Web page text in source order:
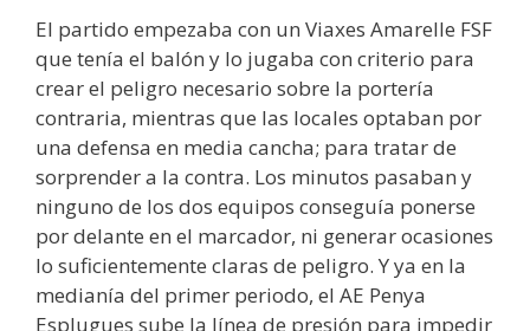
El partido empezaba con un Viaxes Amarelle FSF
que tenía el balón y lo jugaba con criterio para
crear el peligro necesario sobre la portería
contraria, mientras que las locales optaban por
una defensa en media cancha; para tratar de
sorprender a la contra. Los minutos pasaban y
ninguno de los dos equipos conseguía ponerse
por delante en el marcador, ni generar ocasiones
lo suficientemente claras de peligro. Y ya en la
medianía del primer periodo, el AE Penya
Esplugues sube la línea de presión para impedir